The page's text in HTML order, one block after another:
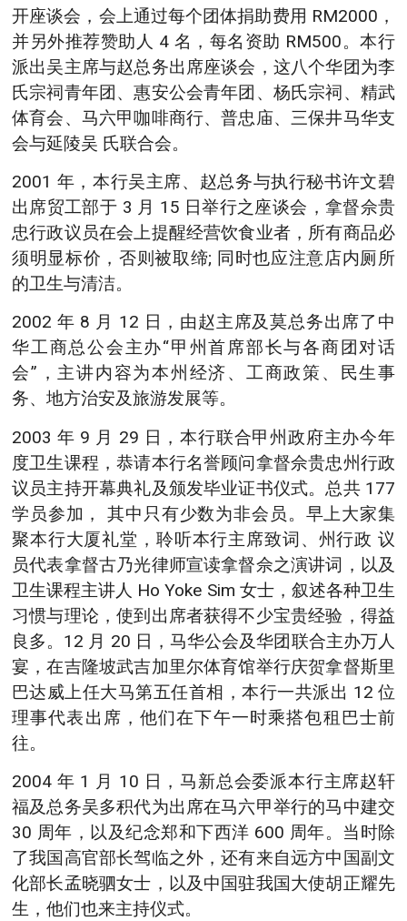
开座谈会，会上通过每个团体捐助费用 RM2000，
并另外推荐赞助人 4 名，每名资助 RM500。本行
派出吴主席与赵总务出席座谈会，这八个华团为李
氏宗祠青年团、惠安公会青年团、杨氏宗祠、精武
体育会、马六甲咖啡商行、普忠庙、三保井马华支
会与延陵吴 氏联合会。
2001 年，本行吴主席、赵总务与执行秘书许文碧
出席贸工部于 3 月 15 日举行之座谈会，拿督佘贵
忠行政议员在会上提醒经营饮食业者，所有商品必
须明显标价，否则被取缔; 同时也应注意店内厕所
的卫生与清洁。
2002 年 8 月 12 日，由赵主席及莫总务出席了中
华工商总公会主办“甲州首席部长与各商团对话
会”，主讲内容为本州经济、工商政策、民生事
务、地方治安及旅游发展等。
2003 年 9 月 29 日，本行联合甲州政府主办今年
度卫生课程，恭请本行名誉顾问拿督佘贵忠州行政
议员主持开幕典礼及颁发毕业证书仪式。总共 177
学员参加， 其中只有少数为非会员。早上大家集
聚本行大厦礼堂，聆听本行主席致词、州行政 议
员代表拿督古乃光律师宣读拿督佘之演讲词，以及
卫生课程主讲人 Ho Yoke Sim 女士，叙述各种卫生
习惯与理论，使到出席者获得不少宝贵经验，得益
良多。12 月 20 日，马华公会及华团联合主办万人
宴，在吉隆坡武吉加里尔体育馆举行庆贺拿督斯里
巴达威上任大马第五任首相，本行一共派出 12 位
理事代表出席，他们在下午一时乘搭包租巴士前
往。
2004 年 1 月 10 日，马新总会委派本行主席赵轩
福及总务吴多积代为出席在马六甲举行的马中建交
30 周年，以及纪念郑和下西洋 600 周年。当时除
了我国高官部长驾临之外，还有来自远方中国副文
化部长孟晓驷女士，以及中国驻我国大使胡正耀先
生，他们也来主持仪式。